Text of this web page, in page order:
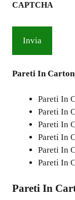
privacy
CAPTCHA
Pareti In
Pareti In
Pareti In
Pareti In
Pareti In
Pareti In
Pareti In
Pareti In